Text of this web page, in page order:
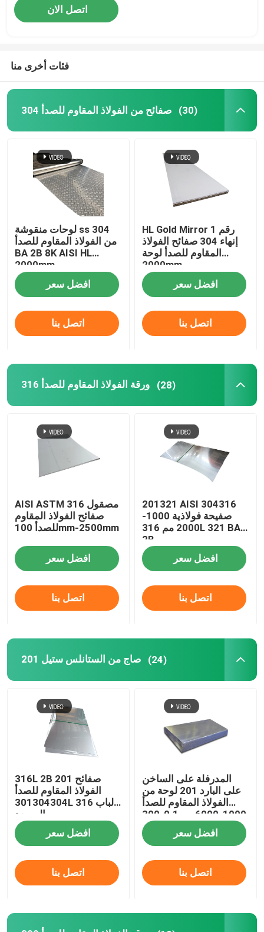
منزل
المنتجات
أشرطة فيديو
304 صفائح من الفولاذ المقاوم للصدأ
316 ورقة الفولاذ المقاوم للصدأ
309 ورقة الفولاذ المقاوم للصدأ
لفائف الفولاذ المقاوم للصدأ المدرفلة على الساخن
اتصل الان
فئات أخرى منا
304 صفائح من الفولاذ المقاوم للصدأ (30)
لوحات منقوشة ss 304
من الفولاذ المقاوم للصدأ
BA 2B 8K AISI HL
2000mm
افضل سعر
اتصل بنا
HL Gold Mirror رقم 1
إنهاء 304 صفائح الفولاذ
المقاوم للصدأ لوحة
2000mm
افضل سعر
اتصل بنا
316 ورقة الفولاذ المقاوم للصدأ (28)
AISI ASTM مصقول 316
صفائح الفولاذ المقاوم
للصدأ 100mm-2500mm
افضل سعر
اتصل بنا
201321 AISI 304316
صفيحة فولاذية 1000-
2000 مم 316L 321 BA
2B
افضل سعر
اتصل بنا
201 صاج من الستانلس ستيل (24)
316L 2B 201 صفائح
الفولاذ المقاوم للصدأ
301304304L 316 لباب
المصعد
افضل سعر
اتصل بنا
المدرفلة على الساخن
على البارد 201 لوحة من
الفولاذ المقاوم للصدأ
1000-6000 مم 0.1-300
مم
افضل سعر
اتصل بنا